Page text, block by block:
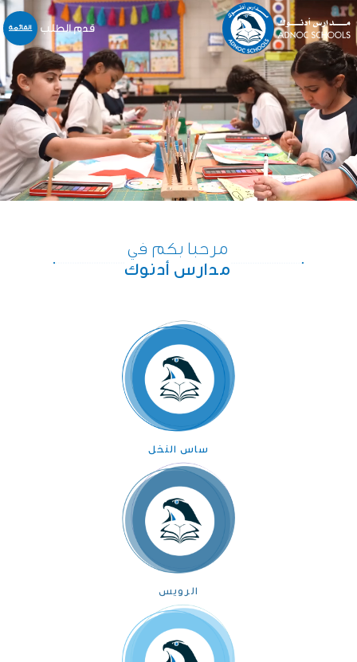
قدم الطلب القائمة
نبذة عنا
المدارس
المنهاج
التسجيل و القبول
خدمات أخرى
English
مرحبا بكم في
مدارس أدنوك
ساس النخل
الرويس